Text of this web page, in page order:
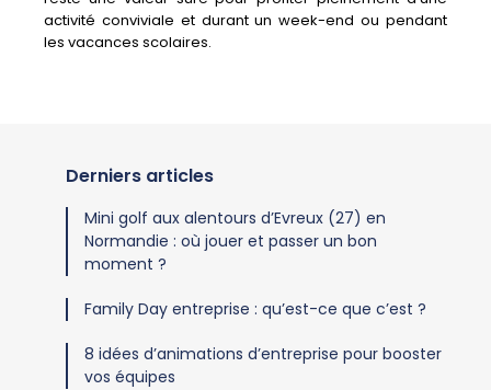
activité conviviale et durant un week-end ou pendant
les vacances scolaires.
Derniers articles
Mini golf aux alentours d’Evreux (27) en
Normandie : où jouer et passer un bon
moment ?
Family Day entreprise : qu’est-ce que c’est ?
8 idées d’animations d’entreprise pour booster
vos équipes